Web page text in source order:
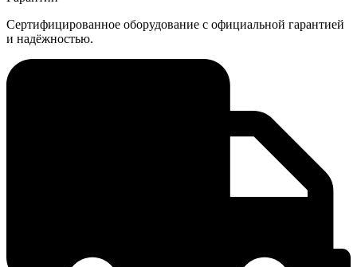
Сертифицированное оборудование с официальной гарантией
и надёжностью.